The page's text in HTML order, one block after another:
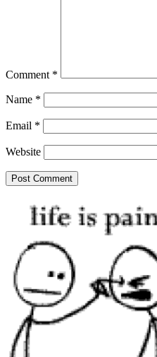
Comment *
Name *
Email *
Website